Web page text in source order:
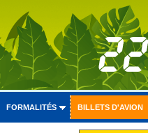
FORMALITÉS BILLETS D'AVION